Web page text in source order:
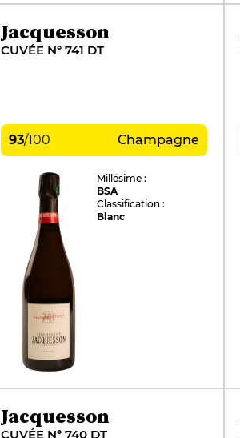
Jacquesson
CUVÉE N° 741 DT
93/100 Champagne
Millésime :
BSA
Classification :
Blanc
Jacquesson
CUVÉE N° 740 DT